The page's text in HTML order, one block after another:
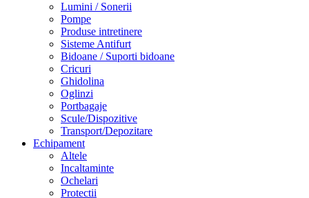
Lumini / Sonerii
Pompe
Produse intretinere
Sisteme Antifurt
Bidoane / Suporti bidoane
Cricuri
Ghidolina
Oglinzi
Portbagaje
Scule/Dispozitive
Transport/Depozitare
Echipament
Altele
Incaltaminte
Ochelari
Protectii